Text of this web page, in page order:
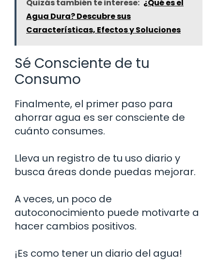
Quizás también te interese: ¿Qué es el
Agua Dura? Descubre sus
Características, Efectos y Soluciones
Sé Consciente de tu
Consumo
Finalmente, el primer paso para
ahorrar agua es ser consciente de
cuánto consumes.
Lleva un registro de tu uso diario y
busca áreas donde puedas mejorar.
A veces, un poco de
autoconocimiento puede motivarte a
hacer cambios positivos.
¡Es como tener un diario del agua!